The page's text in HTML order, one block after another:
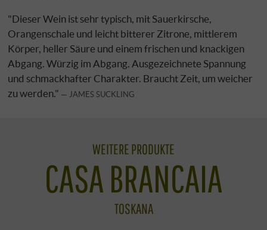
"Dieser Wein ist sehr typisch, mit Sauerkirsche,
Orangenschale und leicht bitterer Zitrone, mittlerem
Körper, heller Säure und einem frischen und knackigen
Abgang. Würzig im Abgang. Ausgezeichnete Spannung
und schmackhafter Charakter. Braucht Zeit, um weicher
zu werden."
JAMES SUCKLING
WEITERE PRODUKTE
CASA BRANCAIA
TOSKANA